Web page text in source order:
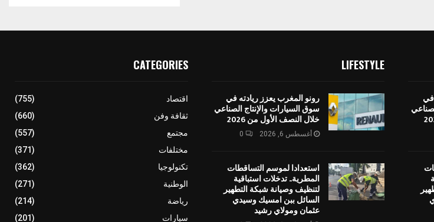
في
LIFESTYLE
رونو المغرب يعزز ريادته في
سوق السيارات والإنتاج الصناعي
خلال النصف الأول من 2026
أغسطس 6, 2026 0
استعدادا لموسم التساقطات
المطرية.. تدخلات استباقية
لتنظيف وصيانة شبكة التطهير
السائل ببن امسيك وسيدي
عثمان ومولاي رشيد
CATEGORIES
اقتصاد
(755)
ثقافة وفن
(660)
مجتمع
(557)
مختلفات
(371)
تكنولوجيا
(362)
الوطنية
(271)
رياضة
(214)
سيارات
(201)